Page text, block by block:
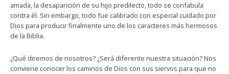
amada, la desaparición de su hijo predilecto, todo se confabula
contra él. Sin embargo, todo fue calibrado con especial cuidado por
Dios para producir finalmente uno de los caracteres más hermosos
de la Biblia.
¿Qué diremos de nosotros? ¿Será diferente nuestra situación? Nos
conviene conocer los caminos de Dios con sus siervos para que no